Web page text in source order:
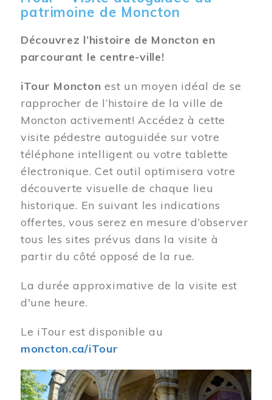
patrimoine de Moncton
Découvrez l’histoire de Moncton en
parcourant le centre-ville!
iTour Moncton est un moyen idéal de se
rapprocher de l’histoire de la ville de
Moncton activement! Accédez à cette
visite pédestre autoguidée sur votre
téléphone intelligent ou votre tablette
électronique. Cet outil optimisera votre
découverte visuelle de chaque lieu
historique. En suivant les indications
offertes, vous serez en mesure d’observer
tous les sites prévus dans la visite à
partir du côté opposé de la rue.
La durée approximative de la visite est
d'une heure.
Le iTour est disponible au
moncton.ca/iTour